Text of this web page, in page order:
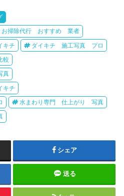
お掃除代行 おすすめ 業者
キチ ダイキチ 施工写真 プロ
較
真
キチ
水まわり専門 仕上がり 写真
シェア
送る